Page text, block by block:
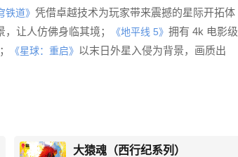
铁道》 凭借卓越技术为玩家带来震撼的星际开拓体
让人仿佛身临其境； 《地平线 5》 拥有 4k 电影级
《星球：重启》 以末日外星入侵为背景，画质出
大猿魂（西行纪系列）